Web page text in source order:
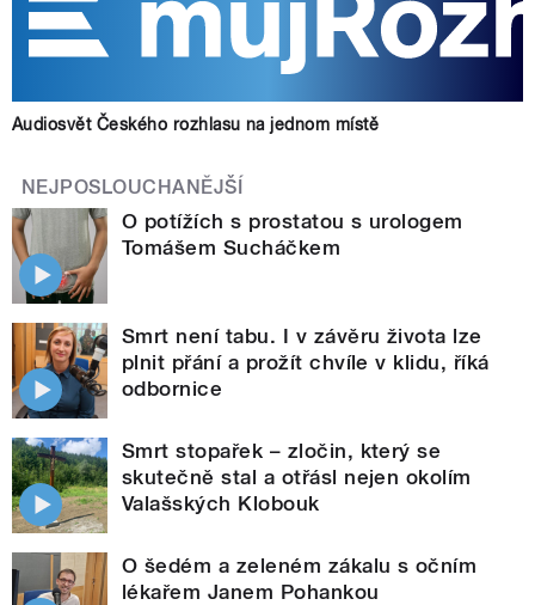
Audiosvět Českého rozhlasu na jednom místě
NEJPOSLOUCHANĚJŠÍ
O potížích s prostatou s urologem
Tomášem Sucháčkem
Smrt není tabu. I v závěru života lze
plnit přání a prožít chvíle v klidu, říká
odbornice
Smrt stopařek – zločin, který se
skutečně stal a otřásl nejen okolím
Valašských Klobouk
O šedém a zeleném zákalu s očním
lékařem Janem Pohankou